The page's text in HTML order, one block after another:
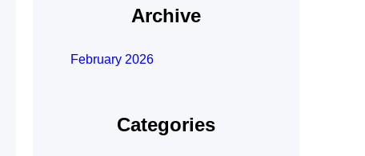
Archive
February 2026
Categories